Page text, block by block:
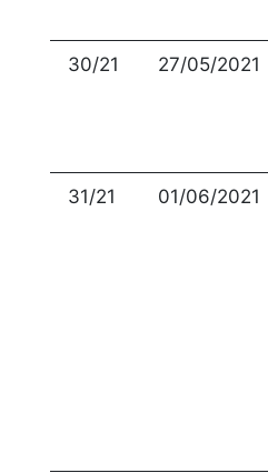
30/21 27/05/2021
31/21 01/06/2021